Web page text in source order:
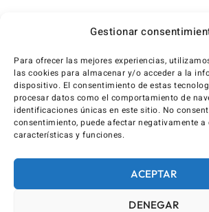
Gestionar
Para ofrecer las mejores experiencias,
las cookies para almacenar y/o acceder a la
dispositivo. El consentimiento de estas
procesar datos como el comportamiento de
identificaciones únicas en este sitio. No
consentimiento, puede afectar negativamente a
características y funciones.
ACEPTAR
DENEGAR
1 2